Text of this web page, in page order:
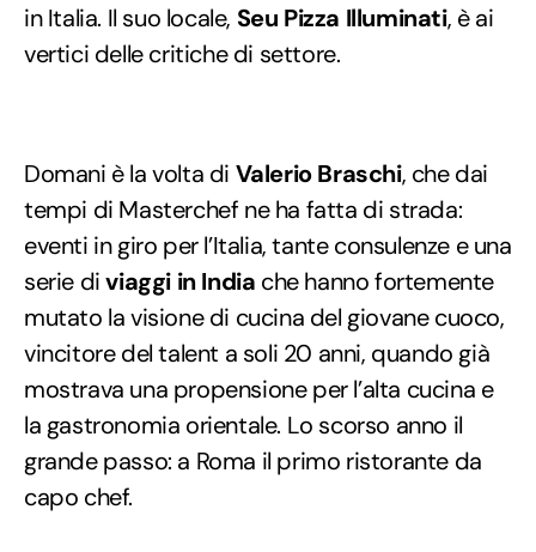
in Italia. Il suo locale, Seu Pizza Illuminati, è ai
vertici delle critiche di settore.
Domani è la volta di Valerio Braschi, che dai
tempi di Masterchef ne ha fatta di strada:
eventi in giro per l’Italia, tante consulenze e una
serie diviaggi in India che hanno fortemente
mutato la visione di cucina del giovane cuoco,
vincitore del talent a soli 20 anni, quando già
mostrava una propensione per l’alta cucina e
la gastronomia orientale. Lo scorso anno il
grande passo: a Roma il primo ristorante da
capo chef.